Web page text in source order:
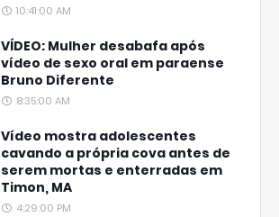
10:41:00 AM
VÍDEO: Mulher desabafa após
vídeo de sexo oral em paraense
Bruno Diferente
8:35:00 AM
Vídeo mostra adolescentes
cavando a própria cova antes de
serem mortas e enterradas em
Timon, MA
4:29:00 PM